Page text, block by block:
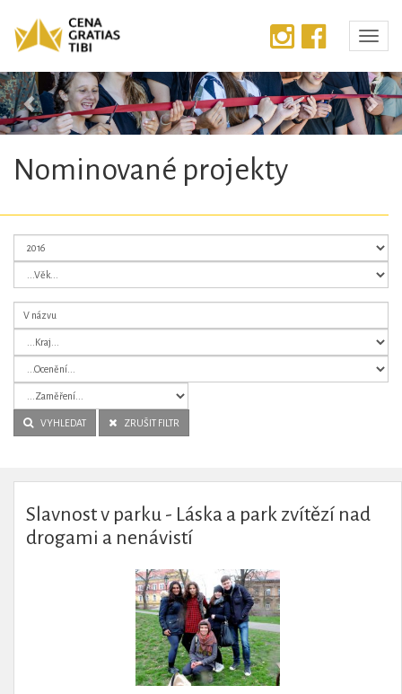
Předchozí
Nominované projekty
VYHLEDAT ZRUŠIT FILTR
Slavnost v parku - Láska a park zvítězí nad
drogami a nenávistí